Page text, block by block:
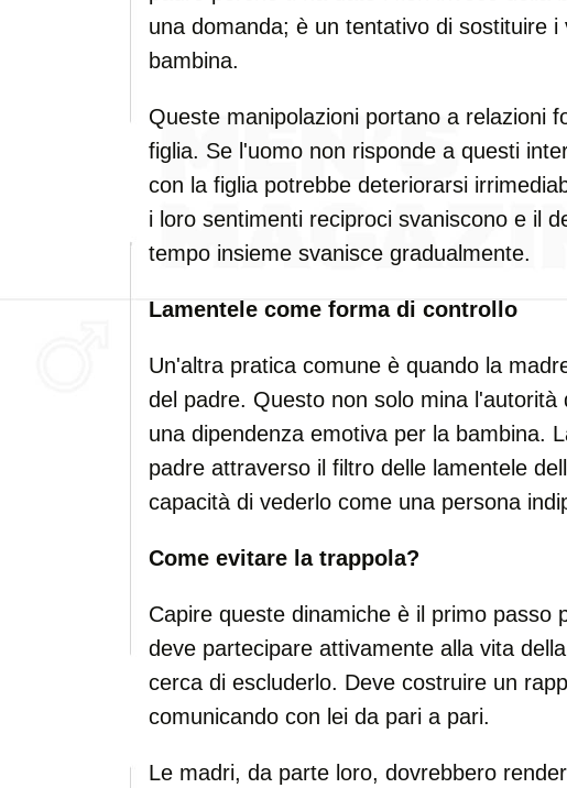
una domanda; è un tentativo di sostituire i
bambina.
Queste manipolazioni portano a relazioni
figlia. Se l'uomo non risponde a questi
con la figlia potrebbe deteriorarsi
i loro sentimenti reciproci svaniscono e il
tempo insieme svanisce gradualmente.
Lamentele come forma di controllo
Un'altra pratica comune è quando la
del padre. Questo non solo mina
una dipendenza emotiva per la bambina.
padre attraverso il filtro delle lamentele
capacità di vederlo come una persona
Come evitare la trappola?
Capire queste dinamiche è il primo passo
deve partecipare attivamente alla vita
cerca di escluderlo. Deve costruire un
comunicando con lei da pari a pari.
Le madri, da parte loro, dovrebbero